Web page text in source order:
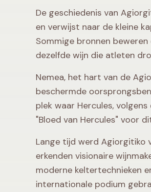
De geschiedenis van
en verwijst naar de kleine
Sommige bronnen
dezelfde wijn die atleten
Nemea, het hart van de
beschermde
plek waar Hercules,
"Bloed van Hercules" voor
Lange tijd werd Agiorgitiko
erkenden visionaire
moderne keltertechnieken
internationale podium